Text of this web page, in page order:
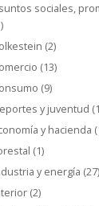
sociales,
(2)
(13)
(9)
y juventud
y hacienda
(1)
y energía (27)
(2)